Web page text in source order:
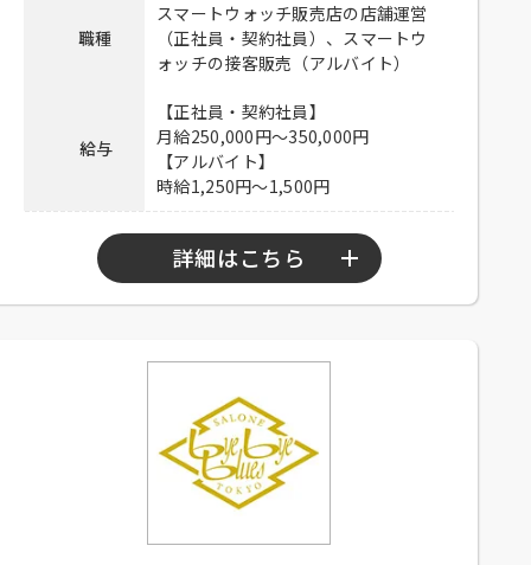
下記弊社採用HPから、またはお電話にて
ご応募ください。
ホール：https://potomak.saiyo-
job.jp/csaiyo/qjbz/pc_job/show/et05/32
キッチン：https://potomak.saiyo-
job.jp/csaiyo/qjbz/pc_job/show/et05/33
078-334-1220
職種
スマートウォッチ販売店の店舗運営
（正社員・契約社員）、スマートウ
ォッチの接客販売（アルバイト）
給与
【正社員・契約社員】
月給250,000円～350,000円
【アルバイト】
時給1,250円～1,500円
詳細はこちら
9：30～21：00
【正社員・契約社員】
シフト制、経験者優遇
【アルバイト】
勤務可能な方、高校生不可、大学生